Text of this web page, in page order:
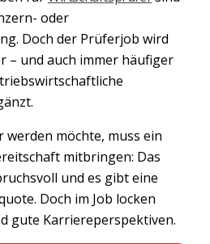
oder
Doch der Prüferjob wird
– und auch immer häufiger
möchte, muss ein
mitbringen: Das
und es gibt eine
Doch im Job locken
gute Karriereperspektiven.